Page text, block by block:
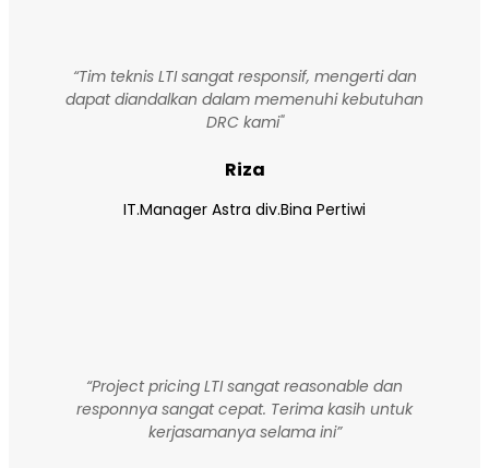
“Tim teknis LTI sangat responsif, mengerti dan
dapat diandalkan dalam memenuhi kebutuhan
DRC kami"
Riza
IT.Manager Astra div.Bina Pertiwi
“Project pricing LTI sangat reasonable dan
responnya sangat cepat. Terima kasih untuk
kerjasamanya selama ini”